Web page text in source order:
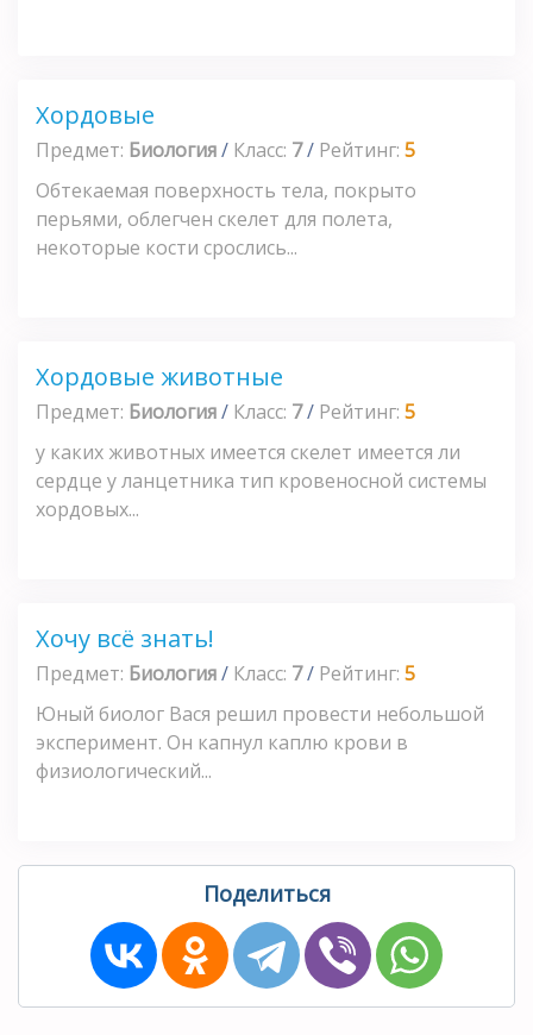
Хордовые
Предмет: Биология/ Класс: 7/ Рейтинг: 5
Обтекаемая поверхность тела, покрыто
перьями, облегчен скелет для полета,
некоторые кости срослись...
Хордовые животные
Предмет: Биология/ Класс: 7/ Рейтинг: 5
у каких животных имеется скелет имеется ли
сердце у ланцетника тип кровеносной системы
хордовых...
Хочу всё знать!
Предмет: Биология/ Класс: 7/ Рейтинг: 5
Юный биолог Вася решил провести небольшой
эксперимент. Он капнул каплю крови в
физиологический...
Поделиться